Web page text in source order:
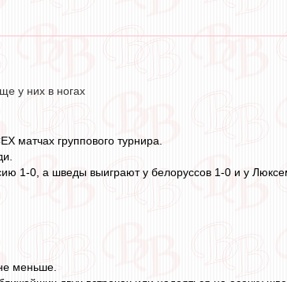
у них в ногах
матчах группового турнира.
1-0, а шведы выиграют у белоруссов 1-0 и у
меньше.